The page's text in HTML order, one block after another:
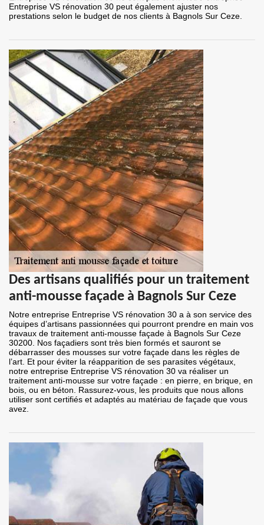
Entreprise VS rénovation 30 peut également ajuster nos
prestations selon le budget de nos clients à Bagnols Sur Ceze.
Des artisans qualifiés pour un traitement
anti-mousse façade à Bagnols Sur Ceze
Notre entreprise Entreprise VS rénovation 30 a à son service des
équipes d’artisans passionnées qui pourront prendre en main vos
travaux de traitement anti-mousse façade à Bagnols Sur Ceze
30200. Nos façadiers sont très bien formés et sauront se
débarrasser des mousses sur votre façade dans les règles de
l’art. Et pour éviter la réapparition de ses parasites végétaux,
notre entreprise Entreprise VS rénovation 30 va réaliser un
traitement anti-mousse sur votre façade : en pierre, en brique, en
bois, ou en béton. Rassurez-vous, les produits que nous allons
utiliser sont certifiés et adaptés au matériau de façade que vous
avez.